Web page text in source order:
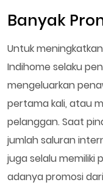
Banyak
Untuk
Indihome selaku
mengeluarkan
pertama kali, atau
pelanggan. Saat
jumlah saluran
juga selalu memiliki
adanya promosi